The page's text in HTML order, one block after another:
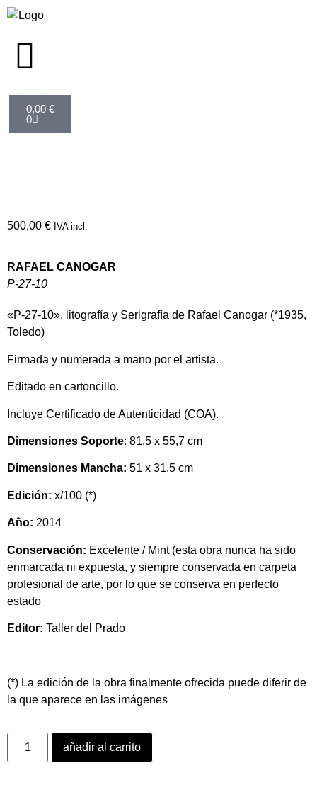
0,00 €
0
500,00 € IVA incl.
RAFAEL CANOGAR
P-27-10
«P-27-10», litografía y Serigrafía de Rafael Canogar (*1935,
Toledo)
Firmada y numerada a mano por el artista.
Editado en cartoncillo.
Incluye Certificado de Autenticidad (COA).
Dimensiones Soporte: 81,5 x 55,7 cm
Dimensiones Mancha: 51 x 31,5 cm
Edición: x/100 (*)
Año: 2014
Conservación: Excelente / Mint (esta obra nunca ha sido
enmarcada ni expuesta, y siempre conservada en carpeta
profesional de arte, por lo que se conserva en perfecto
estado
Editor: Taller del Prado
(*) La edición de la obra finalmente ofrecida puede diferir de
la que aparece en las imágenes
añadir al carrito